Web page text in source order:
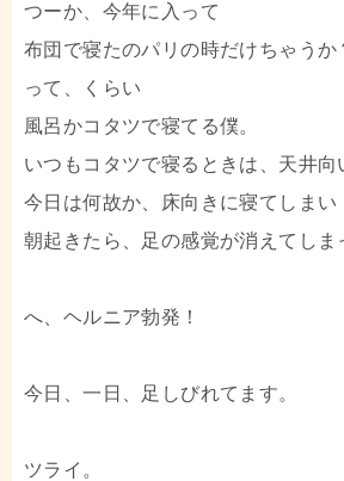
つーか、今年に入って
布団で寝たのパリの時だけちゃうか
って、くらい
風呂かコタツで寝てる僕。
いつもコタツで寝るときは、天井向
今日は何故か、床向きに寝てしまい
朝起きたら、足の感覚が消えてしま
へ、ヘルニア勃発！
今日、一日、足しびれてます。
ツライ。